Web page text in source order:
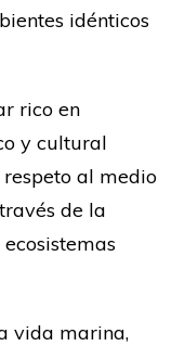
idénticos
rico en
y cultural
al medio
de la
vida marina,